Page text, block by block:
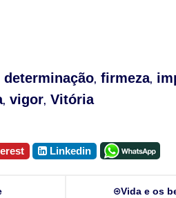
determinação, firmeza,
, vigor, Vitória
Linkedin
Vida e os